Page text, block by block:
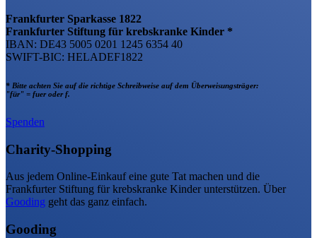
Frankfurter Sparkasse 1822
Frankfurter Stiftung für krebskranke Kinder *
IBAN: DE43 5005 0201 1245 6354 40
SWIFT-BIC: HELADEF1822
* Bitte achten Sie auf die richtige Schreibweise auf dem Überweisungsträger:
"für" = fuer oder f.
Spenden
Charity-Shopping
Aus jedem Online-Einkauf eine gute Tat machen und die
Frankfurter Stiftung für krebskranke Kinder unterstützen. Über
Gooding geht das ganz einfach.
Gooding